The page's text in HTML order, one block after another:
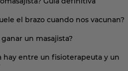
el brazo cuando nos vacunan?
un masajista?
hay entre un fisioterapeuta y un